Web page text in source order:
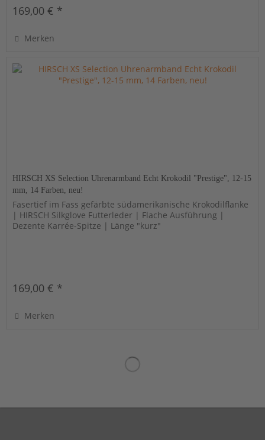
169,00 € *
Merken
HIRSCH XS Selection Uhrenarmband Echt Krokodil "Prestige", 12-15
mm, 14 Farben, neu!
Fasertief im Fass gefärbte südamerikanische Krokodilflanke
| HIRSCH Silkglove Futterleder | Flache Ausführung |
Dezente Karrée-Spitze | Länge "kurz"
169,00 € *
Merken